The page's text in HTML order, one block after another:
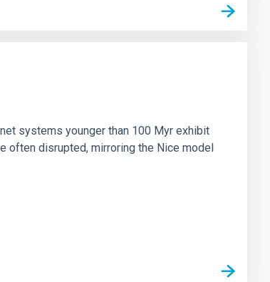
systems younger than 100 Myr exhibit
often disrupted, mirroring the Nice model